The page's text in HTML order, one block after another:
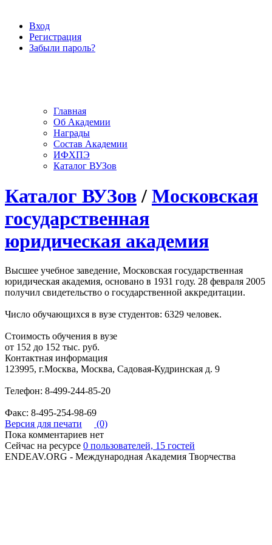
Вход
Регистрация
Забыли пароль?
Главная
Об Академии
Награды
Состав Академии
ИФХПЭ
Каталог ВУЗов
Каталог ВУЗов / Московская
государственная
юридическая академия
Высшее учебное заведение, Московская государственная
юридическая академия, основано в 1931 году. 28 февраля 2005
получил свидетельство о государственной аккредитации.
Число обучающихся в вузе студентов: 6329 человек.
Стоимость обучения в вузе
от 152 до 152 тыс. руб.
Контактная информация
123995, г.Москва, Москва, Садовая-Кудринская д. 9
Телефон: 8-499-244-85-20
Факс: 8-495-254-98-69
Версия для печати
(0)
Пока комментариев нет
Сейчас на ресурсе 0 пользователей, 15 гостей
ENDEAV.ORG - Международная Академия Творчества